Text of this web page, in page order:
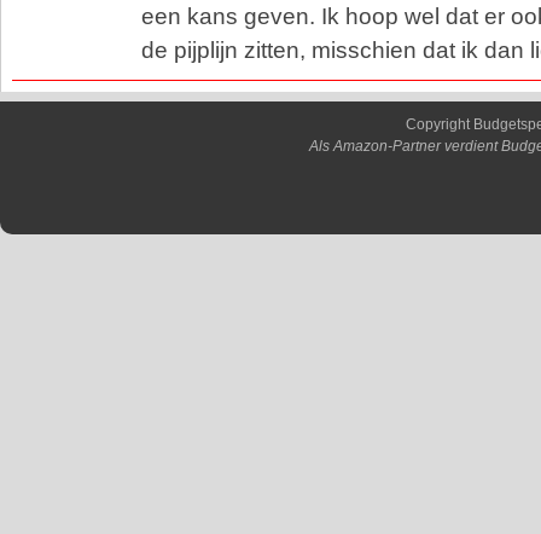
een kans geven. Ik hoop wel dat er
de pijplijn zitten, misschien dat ik dan
Copyright
Als Amazon-Partner verdient